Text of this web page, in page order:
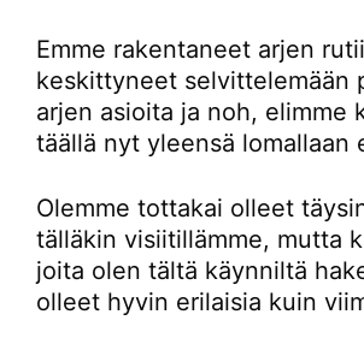
Emme rakentaneet arjen
keskittyneet selvittelemään
arjen asioita ja noh, elimme
täällä nyt yleensä lomallaan
Olemme tottakai olleet
tälläkin visiitillämme, mutta
joita olen tältä käynniltä
olleet hyvin erilaisia kuin